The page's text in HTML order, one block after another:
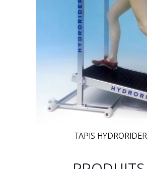
TAPIS HYDRORIDER